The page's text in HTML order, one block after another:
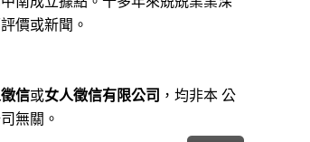
價或新聞。
信或女人徵信有限公司 ，均非本 公
無關。